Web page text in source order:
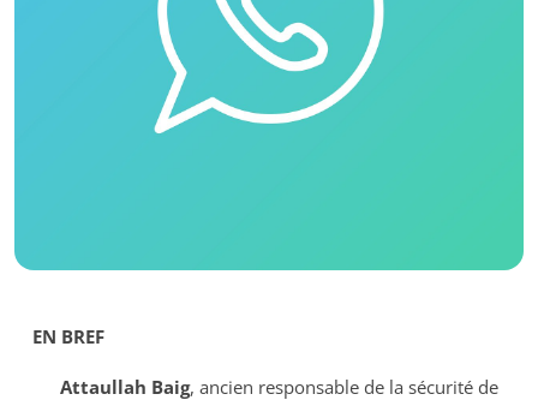
EN BREF
Attaullah Baig, ancien responsable de la sécurité de